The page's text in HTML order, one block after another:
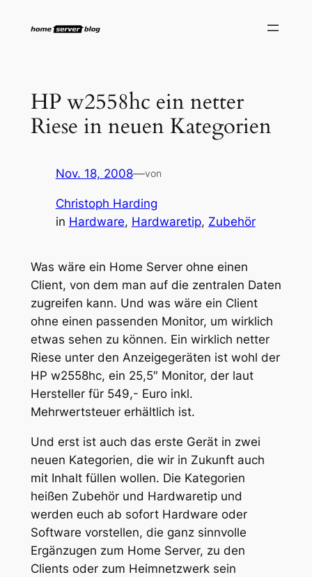
Inhalt
HP w2558hc ein netter
Riese in neuen Kategorien
Nov. 18, 2008—von
Christoph Harding
in Hardware, Hardwaretip, Zubehör
Was wäre ein Home Server ohne einen
Client, von dem man auf die zentralen Daten
zugreifen kann. Und was wäre ein Client
ohne einen passenden Monitor, um wirklich
etwas sehen zu können. Ein wirklich netter
Riese unter den Anzeigegeräten ist wohl der
HP w2558hc, ein 25,5″ Monitor, der laut
Hersteller für 549,- Euro inkl.
Mehrwertsteuer erhältlich ist.
Und erst ist auch das erste Gerät in zwei
neuen Kategorien, die wir in Zukunft auch
mit Inhalt füllen wollen. Die Kategorien
heißen Zubehör und Hardwaretip und
werden euch ab sofort Hardware oder
Software vorstellen, die ganz sinnvolle
Ergänzugen zum Home Server, zu den
Clients oder zum Heimnetzwerk sein